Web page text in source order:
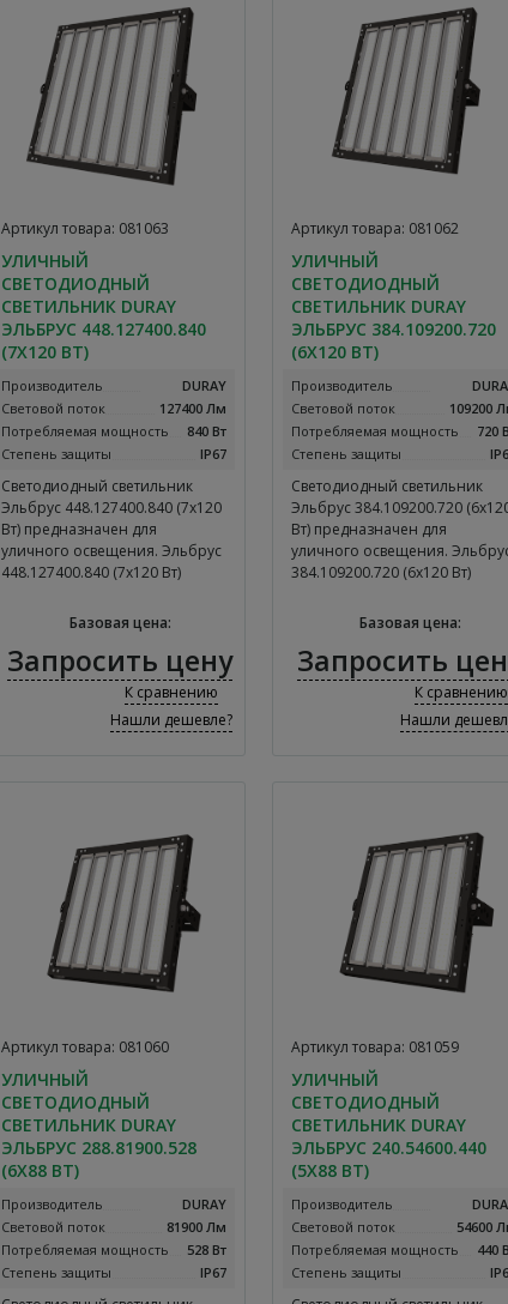
Артикул товара: 081063
УЛИЧНЫЙ
СВЕТОДИОДНЫЙ
СВЕТИЛЬНИК DURAY
ЭЛЬБРУС 448.127400.840
(7Х120 ВТ)
Производитель
DURAY
Световой поток
127400 Лм
Потребляемая мощность
840 Вт
Степень защиты
IP67
Светодиодный светильник
Эльбрус 448.127400.840 (7х120
Вт) предназначен для
уличного освещения. Эльбрус
448.127400.840 (7х120 Вт)
127400 Лм, потребляемая
мощность составляет 840 Вт, а
цветовая температура равна
3000K-6500K. Уличный
светодиодный светильник
DURAY Эльбрус 448.127400.840
Базовая цена:
Запросить цену
К сравнению
Нашли дешевле?
Артикул товара: 081062
УЛИЧНЫЙ
СВЕТОДИОДНЫЙ
СВЕТИЛЬНИК DURAY
ЭЛЬБРУС 384.109200.720
(6Х120 ВТ)
Производитель
Световой поток
109200
Потребляемая мощность
720
Степень защиты
Светодиодный светильник
Эльбрус 384.109200.720
Вт) предназначен для
уличного освещения.
384.109200.720 (6х120 Вт)
109200 Лм, потребляемая
мощность составляет 720 Вт, а
цветовая температура равна
3000K-6500K. Уличный
светодиодный светильник
DURAY Эльбрус
Базовая цена:
Запросить
К сравнению
Нашли
Артикул товара: 081060
УЛИЧНЫЙ
СВЕТОДИОДНЫЙ
СВЕТИЛЬНИК DURAY
ЭЛЬБРУС 288.81900.528
(6Х88 ВТ)
Производитель
DURAY
Световой поток
81900 Лм
Потребляемая мощность
528 Вт
Степень защиты
IP67
Артикул товара: 081059
УЛИЧНЫЙ
СВЕТОДИОДНЫЙ
СВЕТИЛЬНИК DURAY
ЭЛЬБРУС 240.54600.440
(5Х88 ВТ)
Производитель
Световой поток
54600
Потребляемая мощность
440
Степень защиты